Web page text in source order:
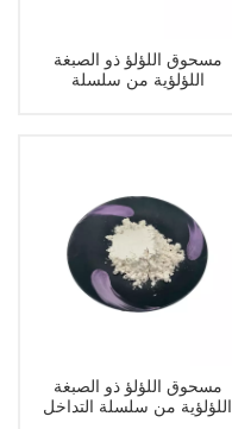
مسحوق اللؤلؤ ذو الصبغة
اللؤلؤية من سلسلة
مسحوق اللؤلؤ ذو الصبغة
اللؤلؤية من سلسلة التداخل